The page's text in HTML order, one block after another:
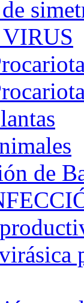
de